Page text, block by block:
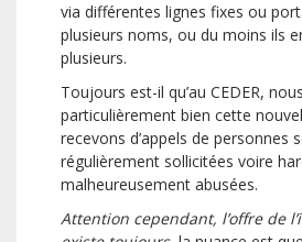
via différentes lignes fixes ou
plusieurs noms, ou du moins ils
plusieurs.
Toujours est-il qu’au CEDER,
particulièrement bien cette
recevons d’appels de personnes
régulièrement sollicitées voire
malheureusement abusées.
Attention cependant, l’offre de